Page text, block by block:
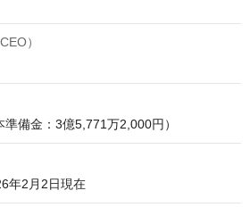
）
備金：3億5,771万2,000円）
年2月2日現在